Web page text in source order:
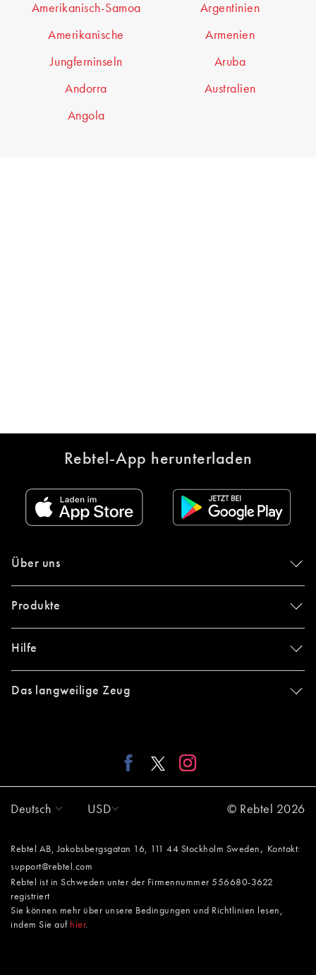
Amerikanisch-Samoa
Amerikanische
Jungferninseln
Andorra
Angola
Argentinien
Armenien
Aruba
Australien
Rebtel-App herunterladen
Über uns
Produkte
Hilfe
Das langweilige Zeug
Deutsch USD © Rebtel 2026
Rebtel AB, Jakobsbergsgatan 16, 111 44 Stockholm Sweden ,
Kontakt:
support@rebtel.com
Rebtel ist in Schweden unter der Firmennummer 556680-3622
registriert
Sie können mehr über unsere Bedingungen und Richtlinien lesen,
indem Sie auf hier.